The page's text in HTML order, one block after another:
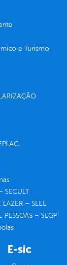
e Turismo
SECULT
– SEEL
PESSOAS – SEGP
E-sic